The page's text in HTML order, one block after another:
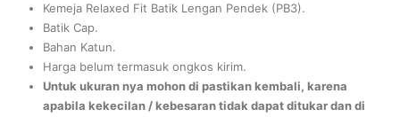
Kemeja Relaxed Fit Batik Lengan Pendek (PB3).
Batik Cap.
Bahan Katun.
Harga belum termasuk ongkos kirim.
Untuk ukuran nya mohon di pastikan kembali, karena
apabila kekecilan / kebesaran tidak dapat ditukar dan di